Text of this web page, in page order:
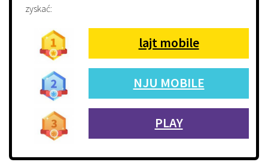
zyskać:
lajt mobile
NJU MOBILE
PLAY